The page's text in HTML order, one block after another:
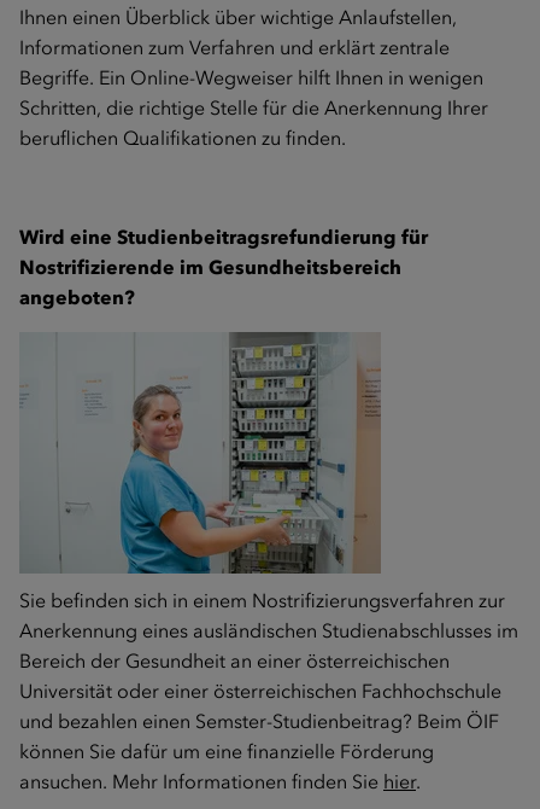
Ihnen einen Überblick über wichtige Anlaufstellen,
Informationen zum Verfahren und erklärt zentrale
Begriffe. Ein Online-Wegweiser hilft Ihnen in wenigen
Schritten, die richtige Stelle für die Anerkennung Ihrer
beruflichen Qualifikationen zu finden.
Wird eine Studienbeitragsrefundierung für
Nostrifizierende im Gesundheitsbereich
angeboten?
Sie befinden sich in einem Nostrifizierungsverfahren zur
Anerkennung eines ausländischen Studienabschlusses im
Bereich der Gesundheit an einer österreichischen
Universität oder einer österreichischen Fachhochschule
und bezahlen einen Semster-Studienbeitrag? Beim ÖIF
können Sie dafür um eine finanzielle Förderung
ansuchen. Mehr Informationen finden Sie hier.